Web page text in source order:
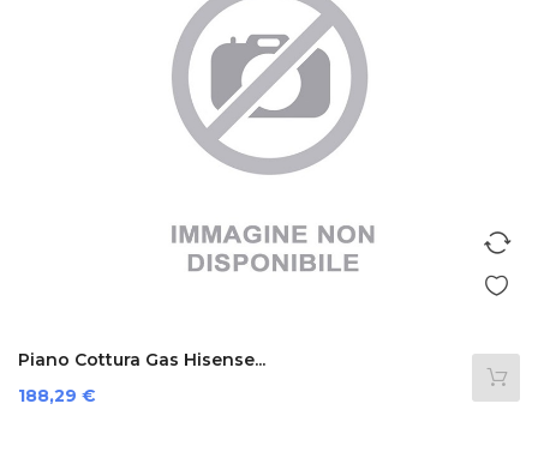
Piano Cottura Gas Hisense...
Prezzo
188,29 €